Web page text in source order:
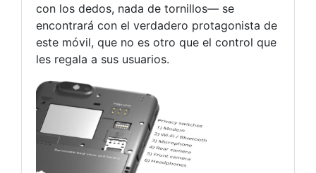
con los dedos, nada de tornillos— se
encontrará con el verdadero protagonista de
este móvil, que no es otro que el control que
les regala a sus usuarios.